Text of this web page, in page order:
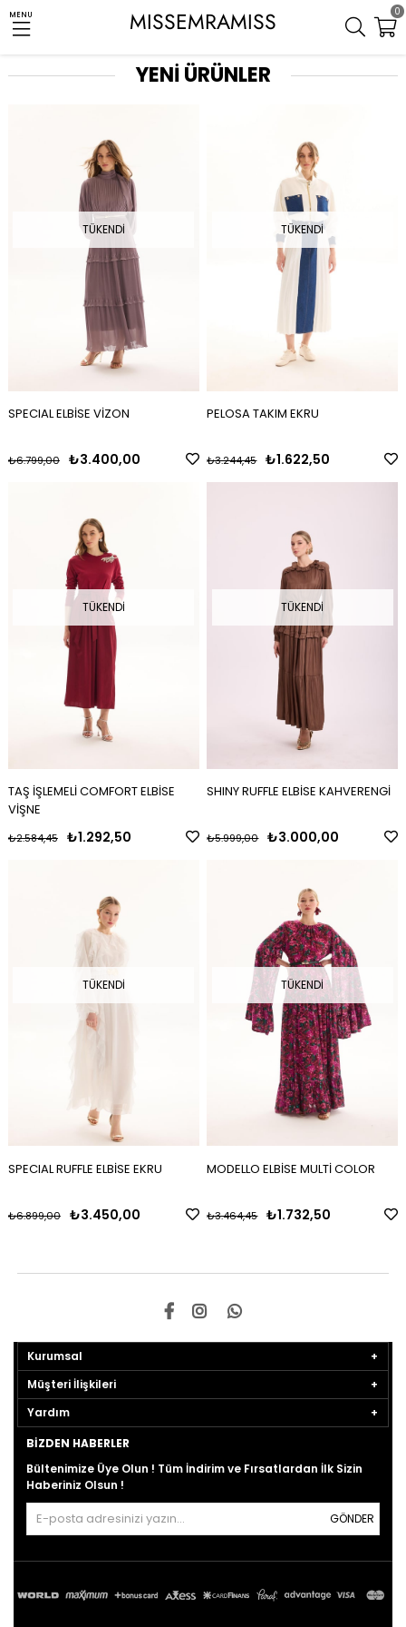
MENU MISSEMRAMISS 0
YENİ ÜRÜNLER
TÜKENDI
SPECIAL ELBİSE VİZON
₺3.400,00
₺6.799,00
TÜKENDI
PELOSA TAKIM EKRU
₺1.622,50
₺3.244,45
TÜKENDI
TAŞ İŞLEMELİ COMFORT ELBİSE
VİŞNE
₺1.292,50
₺2.584,45
TÜKENDI
SHINY RUFFLE ELBİSE KAHVERENGİ
₺3.000,00
₺5.999,00
TÜKENDI
SPECIAL RUFFLE ELBİSE EKRU
₺3.450,00
₺6.899,00
TÜKENDI
MODELLO ELBİSE MULTİ COLOR
₺1.732,50
₺3.464,45
Kurumsal
Müşteri İlişkileri
Yardım
BIZDEN HABERLER
Bültenimize Üye Olun ! Tüm İndirim ve Fırsatlardan İlk Sizin
Haberiniz Olsun !
GÖNDER